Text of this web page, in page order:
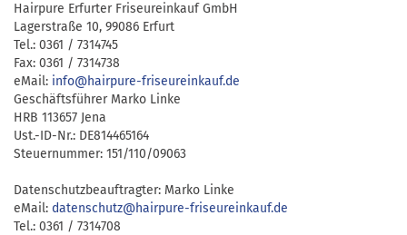
Hairpure Erfurter Friseureinkauf GmbH
Lagerstraße 10, 99086 Erfurt
Tel.: 0361 / 7314745
Fax: 0361 / 7314738
eMail: info@hairpure-friseureinkauf.de
Geschäftsführer Marko Linke
HRB 113657 Jena
Ust.-ID-Nr.: DE814465164
Steuernummer: 151/110/09063
Datenschutzbeauftragter: Marko Linke
eMail: datenschutz@hairpure-friseureinkauf.de
Tel.: 0361 / 7314708